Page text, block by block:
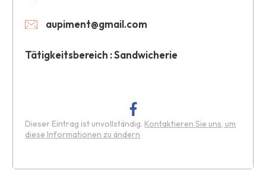
aupiment@gmail.com
Tätigkeitsbereich : Sandwicherie
Dieser Eintrag ist unvollständig. Kontaktieren Sie uns, um
diese Informationen zu ändern